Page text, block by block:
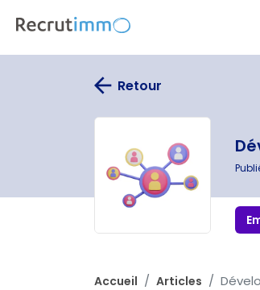
Retour
Accueil Articles